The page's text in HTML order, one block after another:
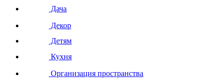
Дача
Декор
Детям
Кухня
Организация пространства